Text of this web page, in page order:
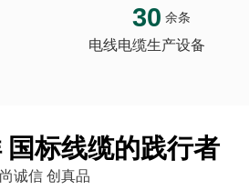
30 余条
电线电缆生产设备
国标线缆的践行者
尚诚信 创真品